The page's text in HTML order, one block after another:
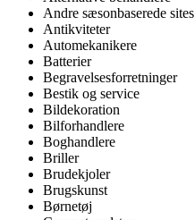
Andre sæsonbaserede sites
Antikviteter
Automekanikere
Batterier
Begravelsesforretninger
Bestik og service
Bildekoration
Bilforhandlere
Boghandlere
Briller
Brudekjoler
Brugskunst
Børnetøj